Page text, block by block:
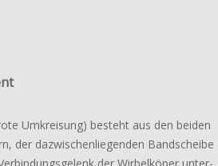
Umkreisung) besteht aus den beiden
der dazwischen­­liegenden Bandscheibe
der Wirbel­köper unter­